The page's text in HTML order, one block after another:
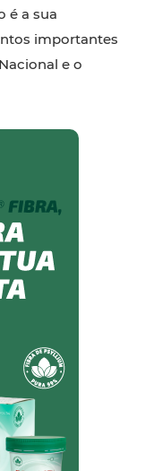
é a sua
importantes
e o